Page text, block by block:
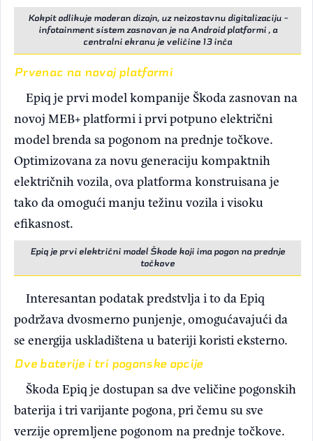
Kokpit odlikuje moderan dizajn, uz neizostavnu digitalizaciju -
infotainment sistem zasnovan je na Android platformi , a
centralni ekranu je veličine 13 inča
Prvenac na novoj platformi
Epiq je prvi model kompanije Škoda zasnovan na
novoj MEB+ platformi i prvi potpuno električni
model brenda sa pogonom na prednje točkove.
Optimizovana za novu generaciju kompaktnih
električnih vozila, ova platforma konstruisana je
tako da omogući manju težinu vozila i visoku
efikasnost.
Epiq je prvi električni model Škode koji ima pogon na prednje
točkove
Interesantan podatak predstvlja i to da Epiq
podržava dvosmerno punjenje, omogućavajući da
se energija uskladištena u bateriji koristi eksterno.
Dve baterije i tri pogonske opcije
Škoda Epiq je dostupan sa dve veličine pogonskih
baterija i tri varijante pogona, pri čemu su sve
verzije opremljene pogonom na prednje točkove.